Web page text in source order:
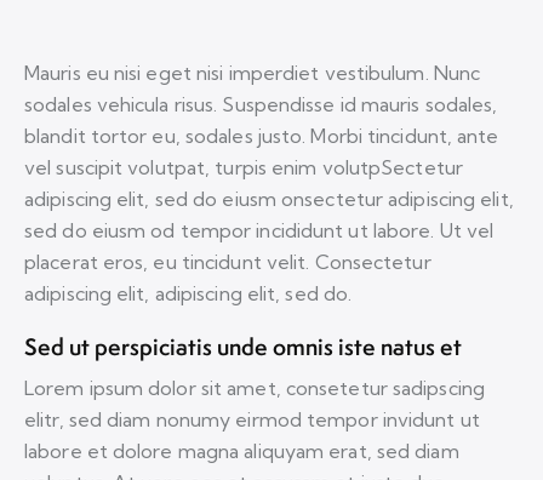
Mauris eu nisi eget nisi imperdiet vestibulum. Nunc
sodales vehicula risus. Suspendisse id mauris sodales,
blandit tortor eu, sodales justo. Morbi tincidunt, ante
vel suscipit volutpat, turpis enim volutpSectetur
adipiscing elit, sed do eiusm onsectetur adipiscing elit,
sed do eiusm od tempor incididunt ut labore. Ut vel
placerat eros, eu tincidunt velit. Consectetur
adipiscing elit, adipiscing elit, sed do.
Sed ut perspiciatis unde omnis iste natus et
Lorem ipsum dolor sit amet, consetetur sadipscing
elitr, sed diam nonumy eirmod tempor invidunt ut
labore et dolore magna aliquyam erat, sed diam